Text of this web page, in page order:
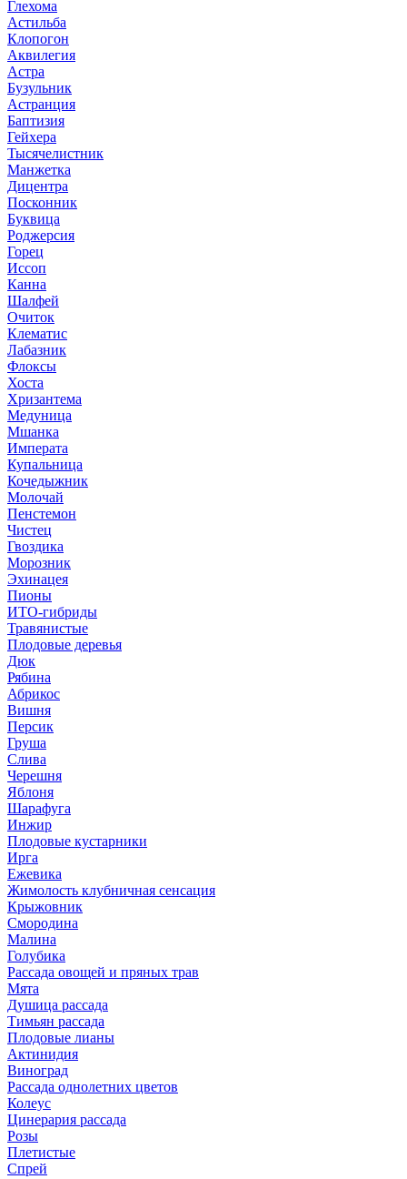
Глехома
Астильба
Клопогон
Аквилегия
Астра
Бузульник
Астранция
Баптизия
Гейхера
Тысячелистник
Манжетка
Дицентра
Посконник
Буквица
Роджерсия
Горец
Иссоп
Канна
Шалфей
Очиток
Клематис
Лабазник
Флоксы
Хоста
Хризантема
Медуница
Мшанка
Императа
Купальница
Кочедыжник
Молочай
Пенстемон
Чистец
Гвоздика
Морозник
Эхинацея
Пионы
ИТО-гибриды
Травянистые
Плодовые деревья
Дюк
Рябина
Абрикос
Вишня
Персик
Груша
Слива
Черешня
Яблоня
Шарафуга
Инжир
Плодовые кустарники
Ирга
Ежевика
Жимолость клубничная сенсация
Крыжовник
Смородина
Малина
Голубика
Рассада овощей и пряных трав
Мята
Душица рассада
Тимьян рассада
Плодовые лианы
Актинидия
Виноград
Рассада однолетних цветов
Колеус
Цинерария рассада
Розы
Плетистые
Спрей